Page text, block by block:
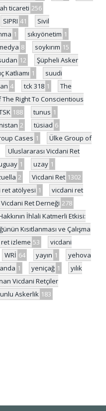
ticareti 256
SIPRI 41
Sivil
1 sıkıyönetim 1
8 soykırım 15
12
Şüpheli Asker
Katliamı 1
suudi
4 tck 318 1
The
Right To Conscientious
188 tunus 1
2 tüsiad 6
Cases 1
Ülke Group of
Uluslararası Vicdani Ret
1 uzay 1
2 Vicdani Ret 1302
ret atölyesi 1
vicdani ret
Vicdani Ret Derneği 278
İhlali Katmerli Etkisi:
Kısıtlanması ve Çalışma
izleme 53
vicdani
WRİ 64 yayın 1
yehova
1 yeniçağ 1
yılık
Vicdani Retçiler
Askerlik 183